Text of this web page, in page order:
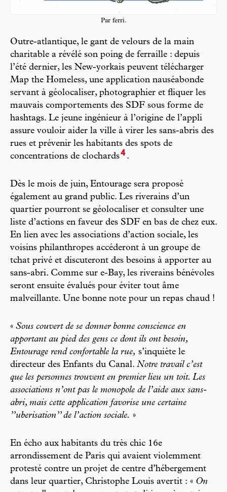
Par ferri.
Outre-atlantique, le gant de velours de la main
charitable a révélé son poing de ferraille : depuis
l’été dernier, les New-yorkais peuvent télécharger
Map the Homeless, une application nauséabonde
servant à géolocaliser, photographier et fliquer les
mauvais comportements des SDF sous forme de
hashtags. Le jeune ingénieur à l’origine de l’appli
assure vouloir aider la ville à virer les sans-abris des
rues et prévenir les habitants des spots de
concentrations de clochards4.
Dès le mois de juin, Entourage sera proposé
également au grand public. Les riverains d’un
quartier pourront se géolocaliser et consulter une
liste d’actions en faveur des SDF en bas de chez eux.
En lien avec les associations d’action sociale, les
voisins philanthropes accéderont à un groupe de
tchat privé et discuteront des besoins à apporter au
sans-abri. Comme sur e-Bay, les riverains bénévoles
seront ensuite évalués pour éviter tout âme
malveillante. Une bonne note pour un repas chaud !
« Sous couvert de se donner bonne conscience en
apportant au pied des gens ce dont ils ont besoin,
Entourage rend confortable la rue, s’inquiète le
directeur des Enfants du Canal. Notre travail c’est
que les personnes trouvent en premier lieu un toit. Les
associations n’ont pas le monopole de l’aide aux sans-
abri, mais cette application favorise une certaine
’’uberisation’’ de l’action sociale. »
En écho aux habitants du très chic 16e
arrondissement de Paris qui avaient violemment
protesté contre un projet de centre d’hébergement
dans leur quartier, Christophe Louis avertit : « On